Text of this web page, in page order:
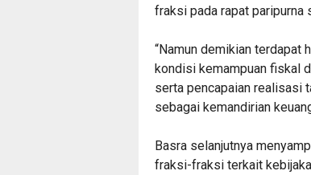
fraksi pada rapat paripurna
“Namun demikian terdapat
kondisi kemampuan fiskal
serta pencapaian realisasi
sebagai kemandirian
Basra selanjutnya
fraksi-fraksi terkait